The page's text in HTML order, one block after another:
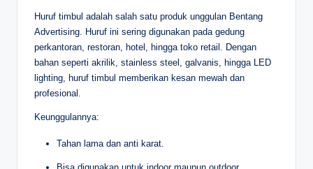
Huruf timbul adalah salah satu produk unggulan Bentang
Advertising. Huruf ini sering digunakan pada gedung
perkantoran, restoran, hotel, hingga toko retail. Dengan
bahan seperti akrilik, stainless steel, galvanis, hingga LED
lighting, huruf timbul memberikan kesan mewah dan
profesional.
Keunggulannya:
Tahan lama dan anti karat.